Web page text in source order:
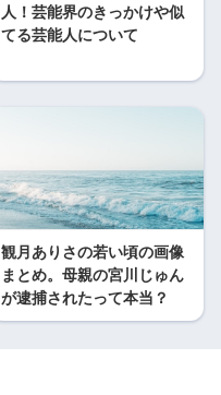
人！芸能界のきっかけや似
てる芸能人について
観月ありさの若い頃の画像
まとめ。母親の宮川じゅん
が逮捕されたって本当？